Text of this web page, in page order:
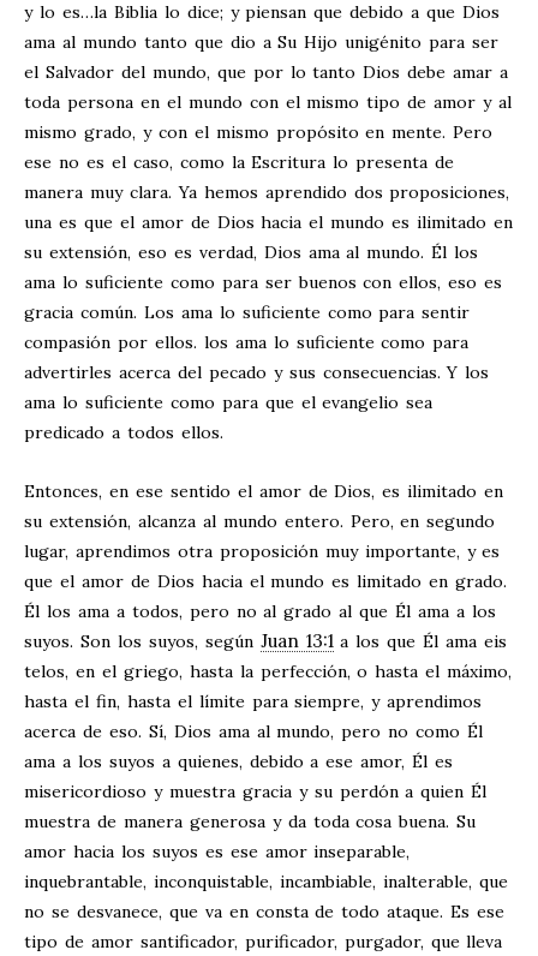
y lo es…la Biblia lo dice; y piensan que debido a que Dios
ama al mundo tanto que dio a Su Hijo unigénito para ser
el Salvador del mundo, que por lo tanto Dios debe amar a
toda persona en el mundo con el mismo tipo de amor y al
mismo grado, y con el mismo propósito en mente. Pero
ese no es el caso, como la Escritura lo presenta de
manera muy clara. Ya hemos aprendido dos proposiciones,
una es que el amor de Dios hacia el mundo es ilimitado en
su extensión, eso es verdad, Dios ama al mundo. Él los
ama lo suficiente como para ser buenos con ellos, eso es
gracia común. Los ama lo suficiente como para sentir
compasión por ellos. los ama lo suficiente como para
advertirles acerca del pecado y sus consecuencias. Y los
ama lo suficiente como para que el evangelio sea
predicado a todos ellos.
Entonces, en ese sentido el amor de Dios, es ilimitado en
su extensión, alcanza al mundo entero. Pero, en segundo
lugar, aprendimos otra proposición muy importante, y es
que el amor de Dios hacia el mundo es limitado en grado.
Él los ama a todos, pero no al grado al que Él ama a los
suyos. Son los suyos, según Juan 13:1a los que Él ama eis
telos, en el griego, hasta la perfección, o hasta el máximo,
hasta el fin, hasta el límite para siempre, y aprendimos
acerca de eso. Sí, Dios ama al mundo, pero no como Él
ama a los suyos a quienes, debido a ese amor, Él es
misericordioso y muestra gracia y su perdón a quien Él
muestra de manera generosa y da toda cosa buena. Su
amor hacia los suyos es ese amor inseparable,
inquebrantable, inconquistable, incambiable, inalterable, que
no se desvanece, que va en consta de todo ataque. Es ese
tipo de amor santificador, purificador, purgador, que lleva